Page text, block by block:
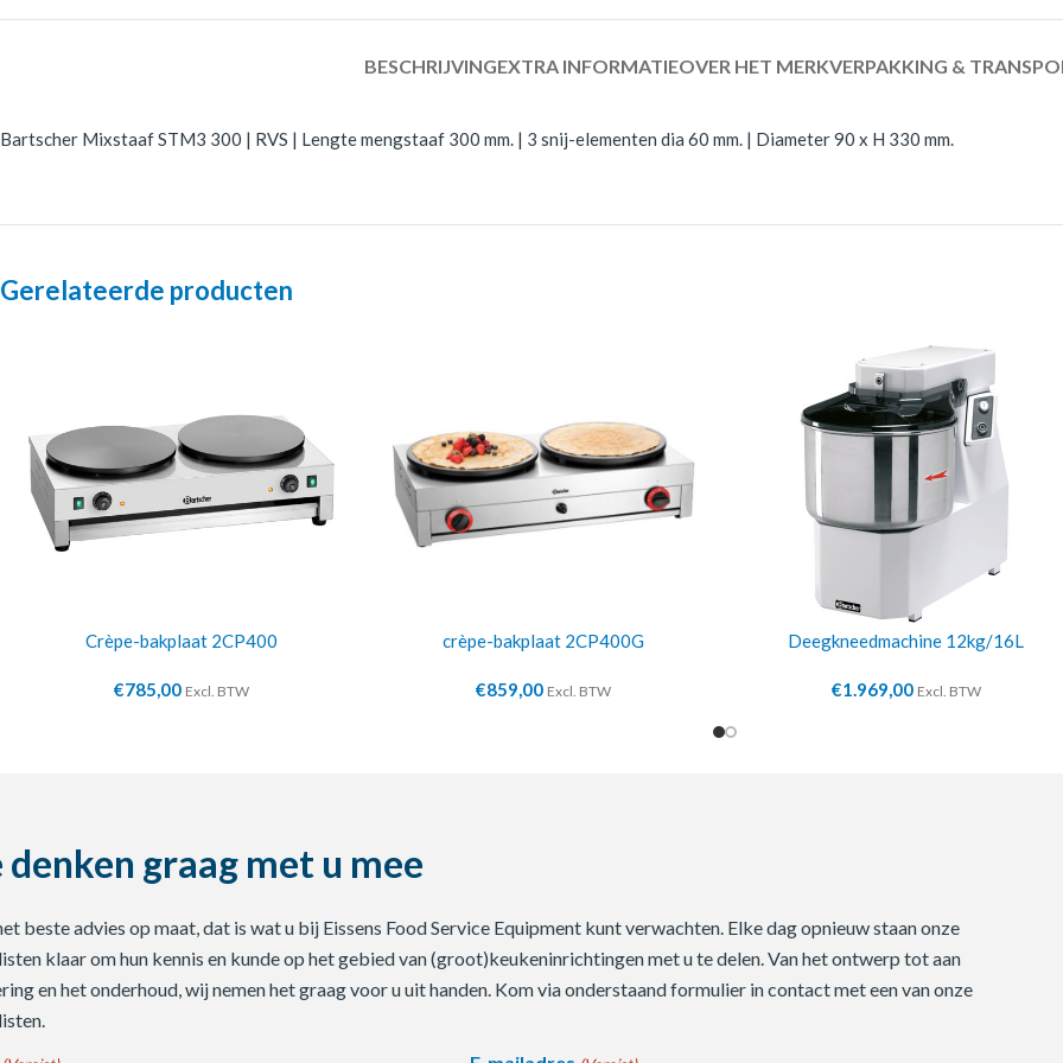
BESCHRIJVINGEXTRA INFORMATIEOVER HET MERKVERPAKKING &
Bartscher Mixstaaf STM3 300 | RVS | Lengte mengstaaf 300 mm. | 3 snij-elementen dia 60 mm. | Diameter 90 x H 330 mm.
Gerelateerde producten
Crèpe-bakplaat 2CP400
€785,00 Excl. BTW
crèpe-bakplaat 2CP400G
€859,00 Excl. BTW
Deegkneedmachine 12kg/16L
€1.969,00 Excl. BTW
denken graag met u mee
beste advies op maat, dat is wat u bij Eissens Food Service Equipment kunt verwachten. Elke dag opnieuw staan onze
klaar om hun kennis en kunde op het gebied van (groot)keukeninrichtingen met u te delen. Van het ontwerp tot aan
en het onderhoud, wij nemen het graag voor u uit handen. Kom via onderstaand formulier in contact met een van onze